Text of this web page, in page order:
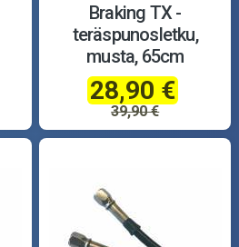
Braking TX -
teräspunosletku,
musta, 65cm
28,90 €
39,90 €